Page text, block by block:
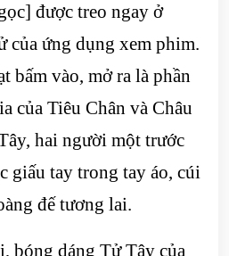
được treo ngay ở
của ứng dụng xem phim.
bấm vào, mở ra là phần
của Tiêu Chân và Châu
hai người một trước
giấu tay trong tay áo, cúi
đế tương lai.
bóng dáng Tử Tây của